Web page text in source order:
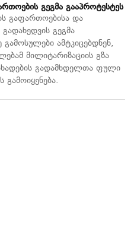
გეგმა გააპროტესტეს
გაფართოებისა და
გეგმა
გამოსულები ამტკიცებდნენ,
მილიტარიზაციის გზა
გადამხდელთა ფული
გამოიყენება.